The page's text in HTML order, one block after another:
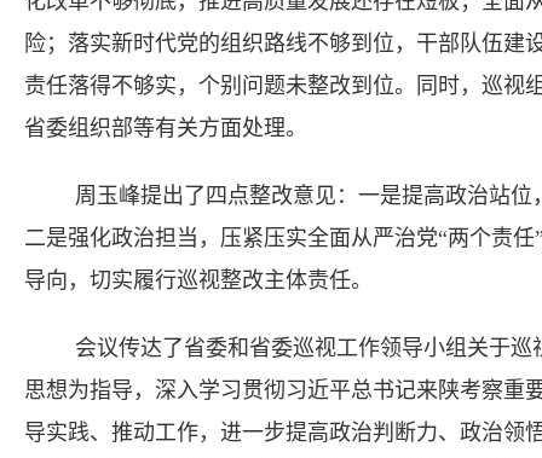
险；落实新时代党的组织路线不够到位，干部队伍
责任落得不够实，个别问题未整改到位。同时，巡视
省委组织部等有关方面处理。
周玉峰提出了四点整改意见：一是提高政治站
二是强化政治担当，压紧压实全面从严治党“两个责
导向，切实履行巡视整改主体责任。
会议传达了省委和省委巡视工作领导小组关于
思想为指导，深入学习贯彻习近平总书记来陕考察重
导实践、推动工作，进一步提高政治判断力、政治领